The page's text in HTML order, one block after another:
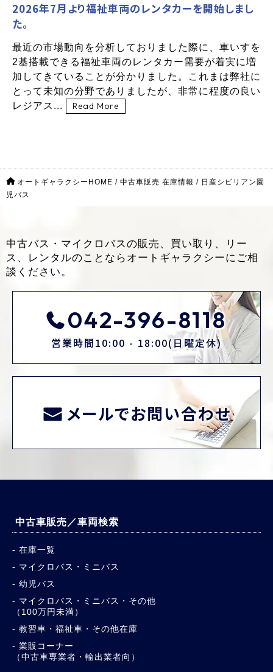
2026年7月より福祉車両のレンタカーを開始しまし
た。
最近の市場動向を分析しておりました際に、車いすを
2基搭載できる福祉車両のレンタカー需要が着実に増
加してきていることが分かりました。これまは弊社に
とって未知の分野でありましたが、非常に程度の良い
レジアス...
Read More
オートギャラクシーHOME / 中古車販売 在庫情報 / 日産シビリアン園
児バス
中古バス・マイクロバスの販売、買い取り、リー
ス、レンタルのことなら オートギャラクシーにご相
談ください。
042-396-8118
営業時間10:00 - 18:00(日曜定休)
メールでお問い合わせ
中古車販売／車両検索
在庫一覧
マイクロバス・ミニバス
幼児バス
マイクロバス・ミニバス・その他
（100万円未満）
教習車・福祉車・その他在庫
業販コーナー
（中古車専業者・輸出業者向）